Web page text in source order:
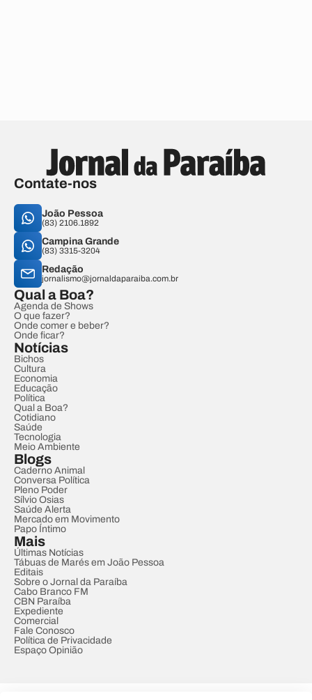
Contate-nos
João Pessoa
(83) 2106.1892
Campina Grande
(83) 3315-3204
Redação
jornalismo@jornaldaparaiba.com.br
Qual a Boa?
Agenda de Shows
O que fazer?
Onde comer e beber?
Onde ficar?
Notícias
Bichos
Cultura
Economia
Educação
Política
Qual a Boa?
Cotidiano
Saúde
Tecnologia
Meio Ambiente
Blogs
Caderno Animal
Conversa Política
Pleno Poder
Sílvio Osias
Saúde Alerta
Mercado em Movimento
Papo Íntimo
Mais
Últimas Notícias
Tábuas de Marés em João Pessoa
Editais
Sobre o Jornal da Paraíba
Cabo Branco FM
CBN Paraíba
Expediente
Comercial
Fale Conosco
Política de Privacidade
Espaço Opinião